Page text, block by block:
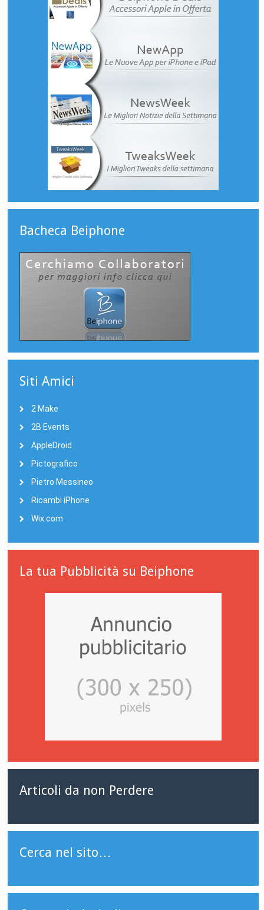
Bacheca Beiphone
Siti Amici
2 Make
2B Events
AppleDroid
Pictografico
Pietro Messineo
Ricambi iPhone
Wix.com
La tua Pubblicità su Beiphone
Articoli da non Perdere
Cerca nel sito…